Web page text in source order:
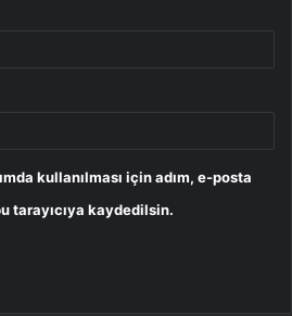
kullanılması için adım, e-posta
tarayıcıya kaydedilsin.